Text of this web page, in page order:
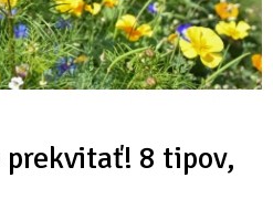
prekvitať! 8 tipov,